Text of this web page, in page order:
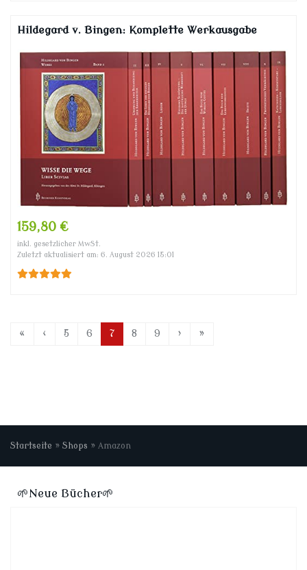
Hildegard v. Bingen: Komplette Werkausgabe
159,80 €
inkl. gesetzlicher MwSt.
Zuletzt aktualisiert am: 6. August 2026 15:01
« ‹ 5 6 7 8 9 › »
Startseite » Shops » Amazon
🌱Neue Bücher🌱